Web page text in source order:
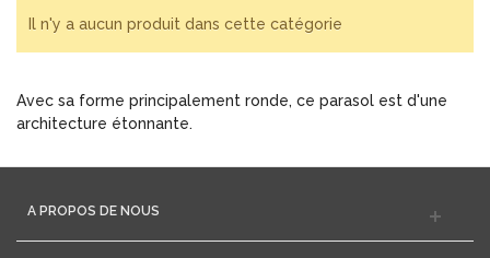
Il n'y a aucun produit dans cette catégorie
Avec sa forme principalement ronde, ce parasol est d'une
architecture étonnante.
A PROPOS DE NOUS